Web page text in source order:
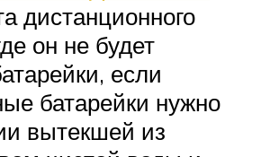
дистанционного
он не будет
если
батарейки нужно
вытекшей из